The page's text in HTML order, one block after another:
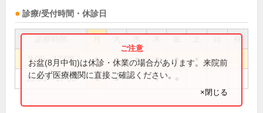
診療/受付時間・休診日
祝
9:00～12:00 ● ● ● ● ●
15:00～17:00 ● ● ●
お盆(8月中旬)は休診・休業の場合があります。来院前
に必ず医療機関に直接ご確認ください。
×閉じる